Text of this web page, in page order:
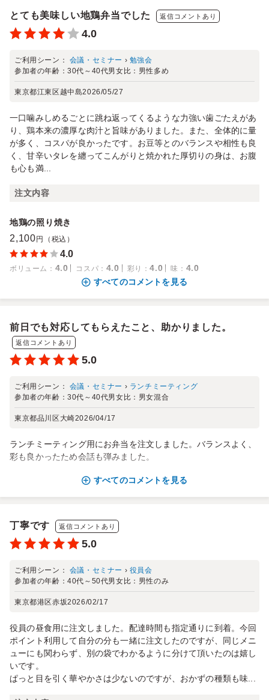
とても美味しい地鶏弁当でした 返信コメントあり
4.0
ご利用シーン： 会議・セミナー › 勉強会
参加者の年齢：30代～40代男女比： 男性多め
東京都江東区越中島2026/05/27
一口噛みしめるごとに跳ね返ってくるような力強い歯ごたえがあ
り、鶏本来の濃厚な肉汁と旨味がありました。また、全体的に量
が多く、コスパが良かったです。お豆等とのバランスや相性も良
く、甘辛いタレを纏ってこんがりと焼かれた厚切りの身は、お腹
も心も満...
注文内容
地鶏の照り焼き
2,100 円（税込）
4.0
ボリューム ： 4.0 コスパ ： 4.0 彩り ：4.0 味 ： 4.0
すべてのコメントを見る
前日でも対応してもらえたこと、助かりました。
返信コメントあり
5.0
ご利用シーン： 会議・セミナー › ランチミーティング
参加者の年齢：30代～40代男女比： 男女混合
東京都品川区大崎2026/04/17
ランチミーティング用にお弁当を注文しました。バランスよく、
彩も良かったため会話も弾みました。
すべてのコメントを見る
丁寧です 返信コメントあり
5.0
ご利用シーン： 会議・セミナー › 役員会
参加者の年齢：40代～50代男女比： 男性のみ
東京都港区赤坂2026/02/17
役員の昼食用に注文しました。配達時間も指定通りに到着。今回
ポイント利用して自分の分も一緒に注文したのですが、同じメニ
ューにも関わらず、別の袋でわかるように分けて頂いたのは嬉し
いです。
ぱっと目を引く華やかさは少ないのですが、おかずの種類も味...